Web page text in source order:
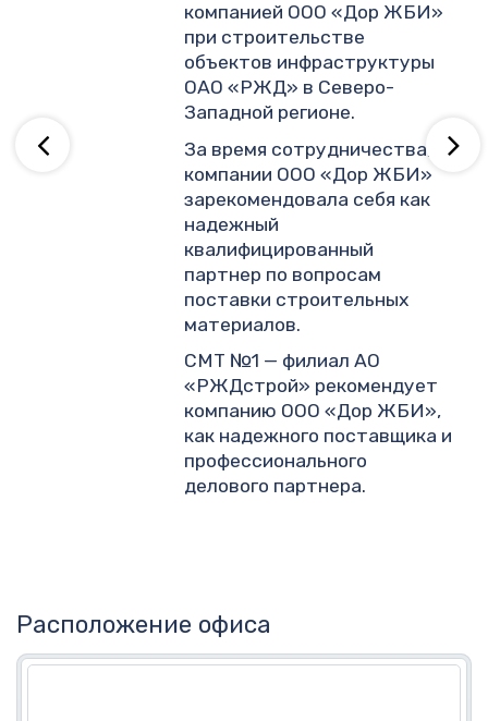
компанией ООО «Дор ЖБИ»
при строительстве
объектов инфраструктуры
ОАО «РЖД» в Северо-
Западной регионе.
За время сотрудничества,
компании ООО «Дор ЖБИ»
зарекомендовала себя как
надежный
квалифицированный
партнер по вопросам
поставки строительных
материалов.
СМТ №1 — филиал АО
«РЖДстрой» рекомендует
компанию ООО «Дор ЖБИ»,
как надежного поставщика и
профессионального
делового партнера.
Расположение офиса